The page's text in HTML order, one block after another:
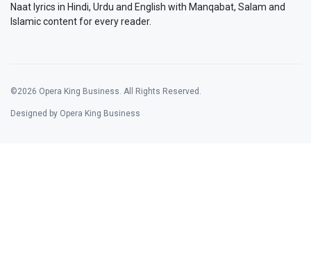
Naat lyrics in Hindi, Urdu and English with Manqabat, Salam and
Islamic content for every reader.
©2026 Opera King Business. All Rights Reserved.
Designed by Opera King Business